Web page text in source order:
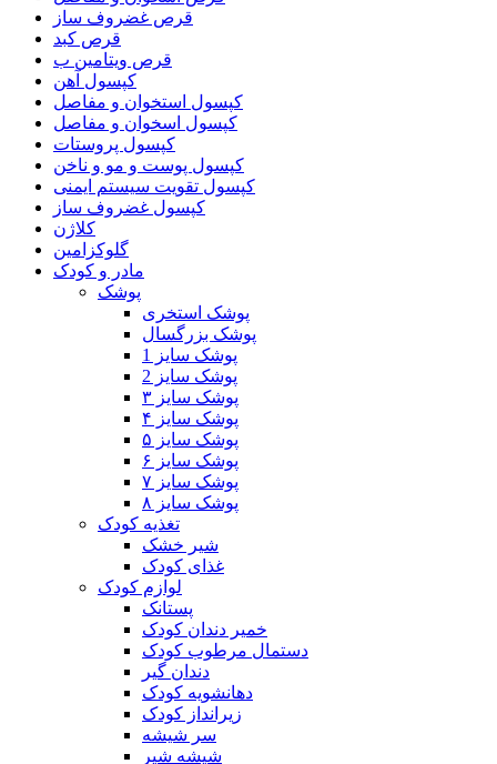
قرص غضروف ساز
قرص کبد
قرص ویتامین ب
کپسول آهن
کپسول استخوان و مفاصل
کپسول اسخوان و مفاصل
کپسول پروستات
کپسول پوست و مو و ناخن
کپسول تقویت سیستم ایمنی
کپسول غضروف ساز
کلاژن
گلوکزامین
مادر و کودک
پوشک
پوشک استخری
پوشک بزرگسال
پوشک سایز 1
پوشک سایز 2
پوشک سایز ۳
پوشک سایز ۴
پوشک سایز ۵
پوشک سایز ۶
پوشک سایز ۷
پوشک سایز ۸
تغذیه کودک
شیر خشک
غذای کودک
لوازم کودک
پستانک
خمیر دندان کودک
دستمال مرطوب کودک
دندان گیر
دهانشویه کودک
زیرانداز کودک
سر شیشه
شیشه شیر